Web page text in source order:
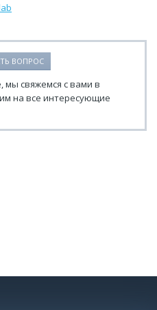
ВОПРОС
мы свяжемся с вами в
на все интересующие